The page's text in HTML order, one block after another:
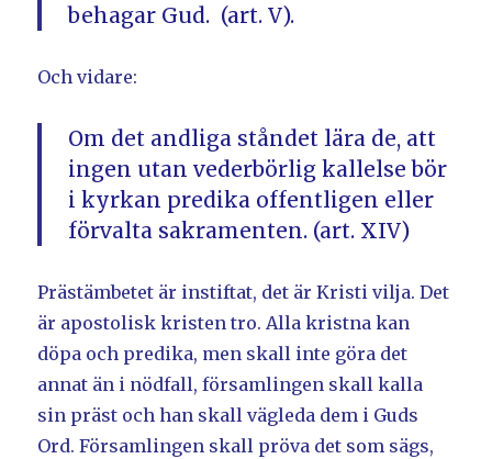
behagar Gud. (art. V).
Och vidare:
Om det andliga ståndet lära de, att
ingen utan vederbörlig kallelse bör
i kyrkan predika offentligen eller
förvalta sakramenten. (art. XIV)
Prästämbetet är instiftat, det är Kristi vilja. Det
är apostolisk kristen tro. Alla kristna kan
döpa och predika, men skall inte göra det
annat än i nödfall, församlingen skall kalla
sin präst och han skall vägleda dem i Guds
Ord. Församlingen skall pröva det som sägs,